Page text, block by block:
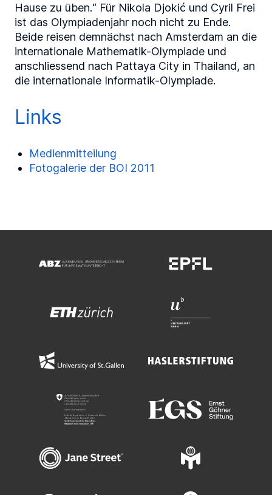
Hause zu üben.“ Für Nikola Djokić und Cyril Frei
ist das Olympiadenjahr noch nicht zu Ende.
Beide reisen demnächst nach Amsterdam an die
internationale Mathematik-Olympiade und
anschliessend nach Pattaya City in Thailand, an
die internationale Informatik-Olympiade.
Links
Medienmitteilung
Fotogalerie der BOI 2011